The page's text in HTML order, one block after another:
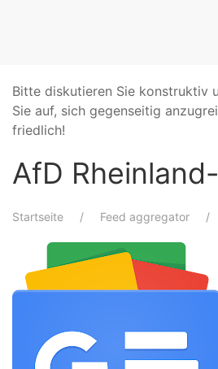
Bitte diskutieren Sie konstruktiv
Sie auf, sich gegenseitig
friedlich!
AfD
Startseite Feed aggregator